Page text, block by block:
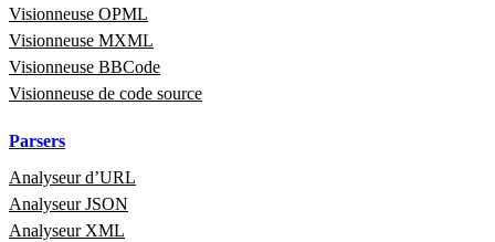
Visionneuse OPML
Visionneuse MXML
Visionneuse BBCode
Visionneuse de code source
Parsers
Analyseur d’URL
Analyseur JSON
Analyseur XML